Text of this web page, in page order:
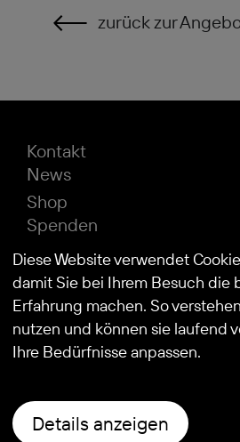
zurück zur
© 2026Stiftung Kind und
Kontakt
News
Shop
Spenden
Impressum
Datenschutz
Diese Website verwendet
damit Sie bei Ihrem Besuch die
Erfahrung machen. So
nutzen und können sie laufend
Ihre Bedürfnisse anpassen.
Details anzeigen